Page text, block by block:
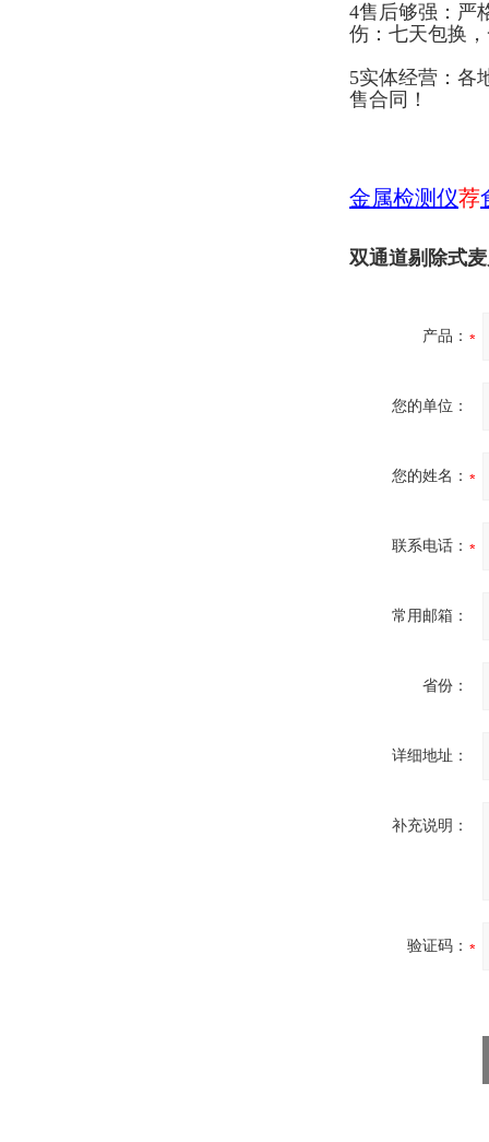
4售后够强：严
伤：七天包换
5实体经营：各
售合同！
金属检测仪荐
双通道剔除式
产品：
您的单位：
您的姓名：
联系电话：
常用邮箱：
省份：
详细地址：
补充说明：
验证码：